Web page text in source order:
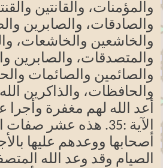
والمؤمنات، والقانتين
والصادقات، والصابرين
والخاشعين والخاشعات،
والمتصدقات، والصابرين
والصائمين والصائمات
والحافظات، والذاكرين
أعد الله لهم مغفرة وأجرا
الآية :35. هذه عشر
أصحابها ووعدهم عليها
الصيام وقد وعد الله